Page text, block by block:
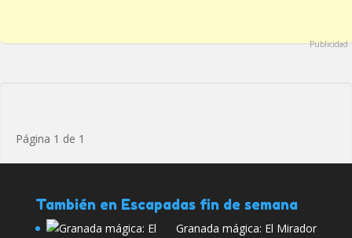
Publicidad
Página 1 de 1
También en Escapadas fin de semana
Granada mágica: El Mirador